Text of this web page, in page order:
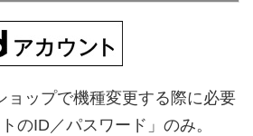
ョップで機種変更する際に必要
のID／パスワード」のみ。